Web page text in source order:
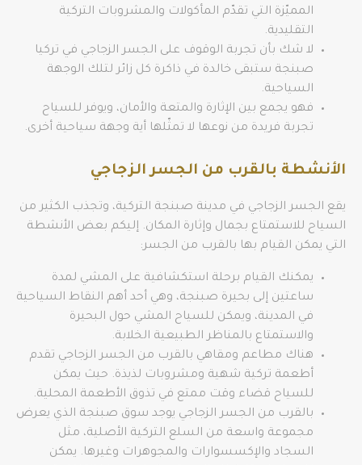
المميّزة التي تقدّم المأكولات والمشروبات التركية
التقليدية.
لا شك بأن تجربة الوقوف على الجسر الزجاجي في تركيا
صبنجة ستبقى خالدة في ذاكرة كل زائر لتلك الوجهة
السياحية.
فهو يجمع بين الإثارة والمتعة والأمان، ويوفر للسياح
تجربة فريدة من نوعها لا تمثّلها أية وجهة سياحية أخرى.
الأنشطة بالقرب من الجسر الزجاجي
يقع الجسر الزجاجي في مدينة صبنجة التركية، وتجذب الكثير من
السياح للاستمتاع بجمال وإثارة المكان. إليكم بعض الأنشطة
التي يمكن القيام بها بالقرب من الجسر:
يمكنك القيام برحلة استكشافية على المشي لمدة
ساعتين إلى بحيرة صبنجة، وهي أحد أهم النقاط السياحية
في المدينة، ويمكن للسياح المشي حول البحيرة
والاستمتاع بالمناظر الطبيعية الخلابة.
هناك مطاعم ومقاهي بالقرب من الجسر الزجاجي تقدم
أطعمة تركية شهية ومشروبات لذيذة. حيث يمكن
للسياح قضاء وقت ممتع في تذوق الأطعمة المحلية.
بالقرب من الجسر الزجاجي يوجد سوق صبنجة الذي يعرض
مجموعة واسعة من السلع التركية الأصلية، مثل
السجاد والإكسسوارات والمجوهرات وغيرها. يمكن